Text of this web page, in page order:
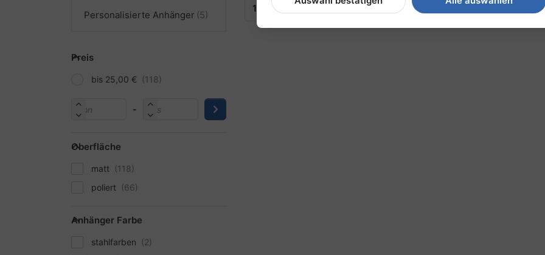
Personalisierte Anhänger
Preis
bis 25,00 €
-
Oberfläche
matt
poliert
Anhänger Farbe
stahlfarben
12 3 8